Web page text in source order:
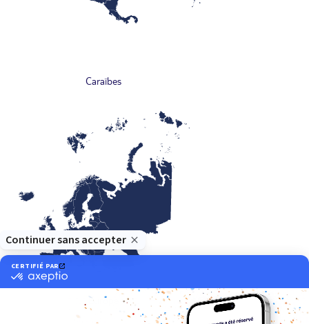
Caraïbes
Europe